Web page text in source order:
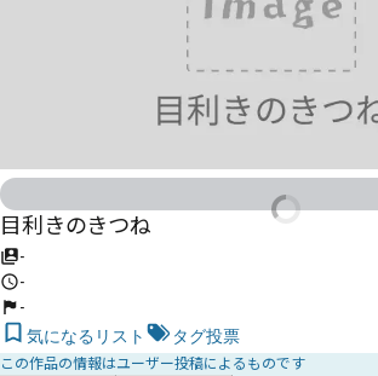
目利きのきつね
-
-
-
気になるリスト タグ投票
この作品の情報はユーザー投稿によるものです